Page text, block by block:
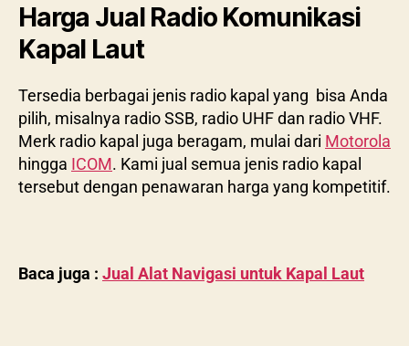
Harga Jual Radio Komunikasi
Kapal Laut
Tersedia berbagai jenis radio kapal yang bisa Anda
pilih, misalnya radio SSB, radio UHF dan radio VHF.
Merk radio kapal juga beragam, mulai dari Motorola
hingga ICOM. Kami jual semua jenis radio kapal
tersebut dengan penawaran harga yang kompetitif.
Baca juga : Jual Alat Navigasi untuk Kapal Laut